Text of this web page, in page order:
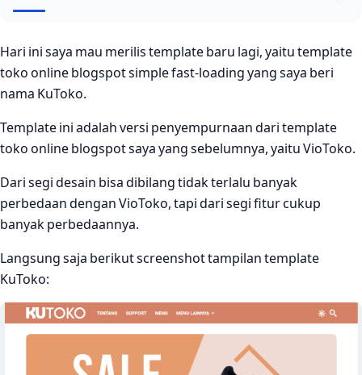
KuToko Buat Siapa?
Kenapa Blogspot Buat Toko Online?
Penjelasan Singkat Fitur Unggulan
Soal Kecepatan
Diskon Khusus Member
Cara Order
Pertanyaan yang Sering Ditanyakan
Penutup
Hari ini saya mau merilis template baru lagi, yaitu template
toko online blogspot simple fast-loading yang saya beri
nama KuToko.
Template ini adalah versi penyempurnaan dari template
toko online blogspot saya yang sebelumnya, yaitu VioToko.
Dari segi desain bisa dibilang tidak terlalu banyak
perbedaan dengan VioToko, tapi dari segi fitur cukup
banyak perbedaannya.
Langsung saja berikut screenshot tampilan template
KuToko: